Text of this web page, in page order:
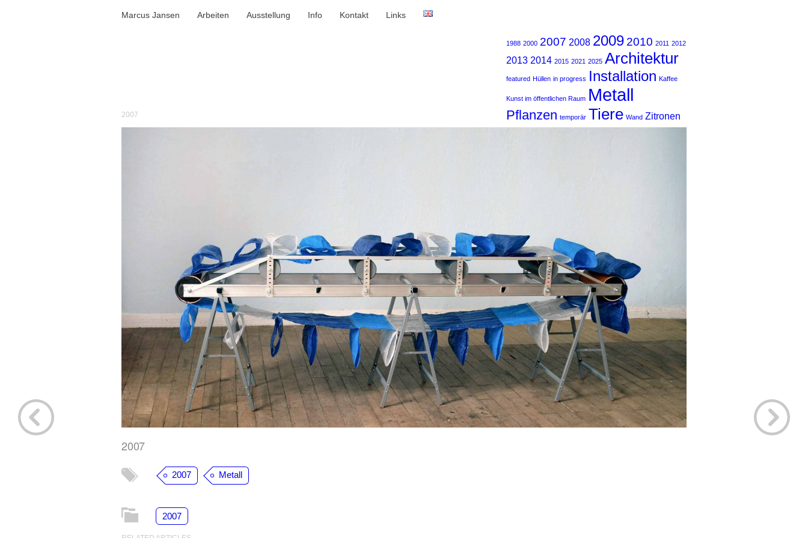
Marcus Jansen Arbeiten Ausstellung Info Kontakt Links
1988 2000 2007 2008 2009 2010 2011 2012
2013 2014 2015 2021 2025 Architektur
featured Hüllen in progress Installation Kaffee
Kunst im öffentlichen Raum Metall
Pflanzen temporär Tiere Wand Zitronen
2007
2007
2007 Metall
2007